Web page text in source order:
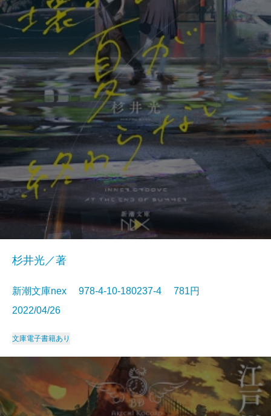
杉井光／著
新潮文庫nex 978-4-10-180237-4 781円
2022/04/26
文庫電子書籍あり